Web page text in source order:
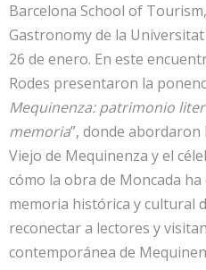
Barcelona School of
Gastronomy de la
26 de enero. En este
Rodes presentaron la
Mequinenza: patrimonio
memoria”, donde
Viejo de Mequinenza y el
cómo la obra de Moncada
memoria histórica y cultural
reconectar a lectores y
contemporánea de